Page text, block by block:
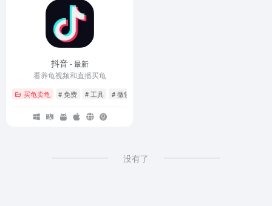
抖音- 最新
看养龟视频和直播买龟
买龟卖龟 # 免费 # 工具 # 微软
没有了